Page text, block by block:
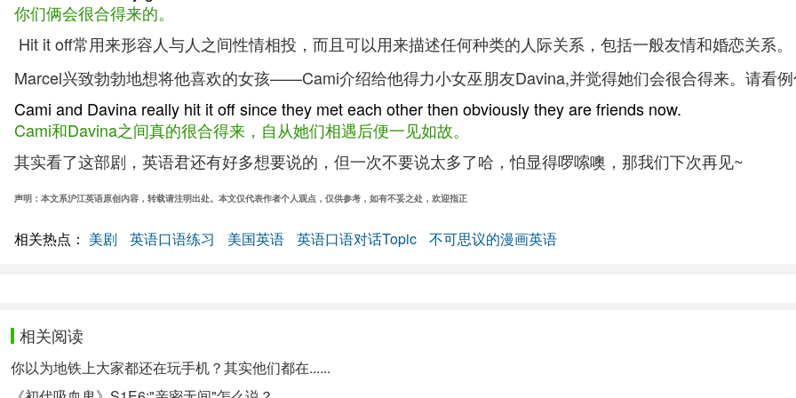
你们俩会很合得来的。
Hit it off常用来形容人与人之间性情相投，而且可以用来描述任何种类的人际关系，包括一般友情和婚恋关系。
Marcel兴致勃勃地想将他喜欢的女孩——Cami介绍给他得力小女巫朋友Davina,并觉得她们会很合得来。请看
Cami and Davina really hit it off since they met each other then obviously they are friends now.
Cami和Davina之间真的很合得来，自从她们相遇后便一见如故。
其实看了这部剧，英语君还有好多想要说的，但一次不要说太多了哈，怕显得啰嗦噢，那我们下次再见~
声明：本文系沪江英语原创内容，转载请注明出处。本文仅代表作者个人观点，仅供参考，如有不妥之处，欢迎指正
相关热点： 美剧 英语口语练习 美国英语 英语口语对话Topic 不可思议的漫画英语
相关阅读
你以为地铁上大家都还在玩手机？其实他们都在......